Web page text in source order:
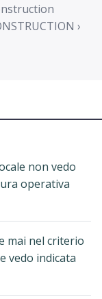
›
non vedo
operativa
mai nel criterio
vedo indicata